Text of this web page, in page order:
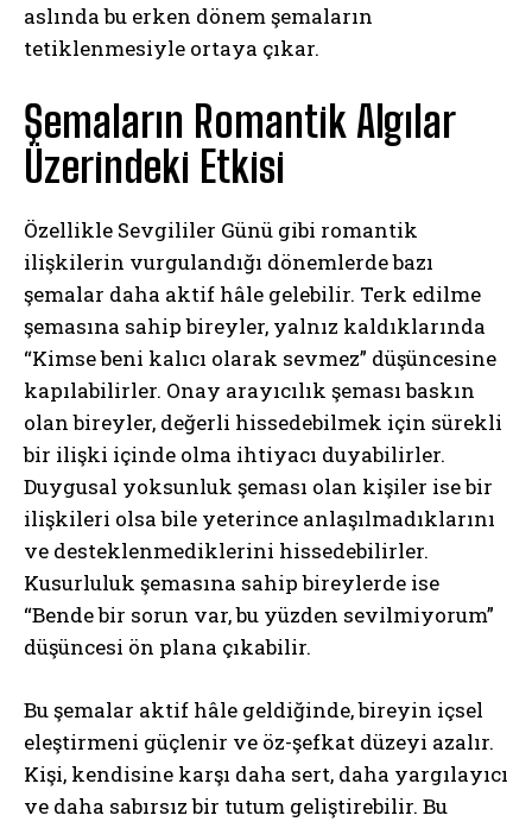
aslında bu erken dönem şemaların
tetiklenmesiyle ortaya çıkar.
Şemaların Romantik Algılar
Üzerindeki Etkisi
Özellikle Sevgililer Günü gibi romantik
ilişkilerin vurgulandığı dönemlerde bazı
şemalar daha aktif hâle gelebilir. Terk edilme
şemasına sahip bireyler, yalnız kaldıklarında
“Kimse beni kalıcı olarak sevmez” düşüncesine
kapılabilirler. Onay arayıcılık şeması baskın
olan bireyler, değerli hissedebilmek için sürekli
bir ilişki içinde olma ihtiyacı duyabilirler.
Duygusal yoksunluk şeması olan kişiler ise bir
ilişkileri olsa bile yeterince anlaşılmadıklarını
ve desteklenmediklerini hissedebilirler.
Kusurluluk şemasına sahip bireylerde ise
“Bende bir sorun var, bu yüzden sevilmiyorum”
düşüncesi ön plana çıkabilir.
Bu şemalar aktif hâle geldiğinde, bireyin içsel
eleştirmeni güçlenir ve öz-şefkat düzeyi azalır.
Kişi, kendisine karşı daha sert, daha yargılayıcı
ve daha sabırsız bir tutum geliştirebilir. Bu